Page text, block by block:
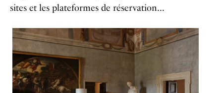
sites et les plateformes de réservation…